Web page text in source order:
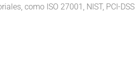
como ISO 27001, NIST, PCI-DSS